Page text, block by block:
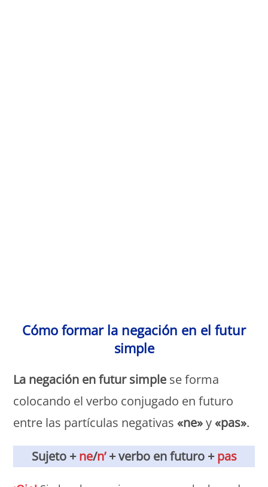
Cómo formar la negación en el futur
simple
La negación en futur simple se forma
colocando el verbo conjugado en futuro
entre las partículas negativas«ne»y«pas».
Sujeto +ne/n’+ verbo en futuro +pas